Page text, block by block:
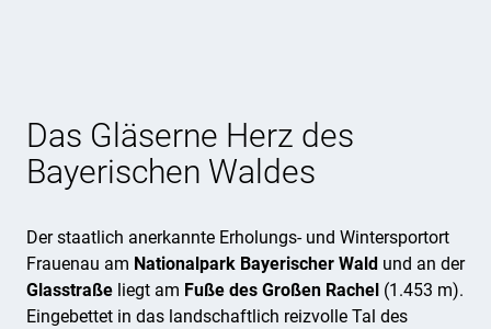
Das Gläserne Herz des
Bayerischen Waldes
Der staatlich anerkannte Erholungs- und Wintersportort
Frauenau am Nationalpark Bayerischer Wald und an der
Glasstraße liegt am Fuße des Großen Rachel (1.453 m).
Eingebettet in das landschaftlich reizvolle Tal des